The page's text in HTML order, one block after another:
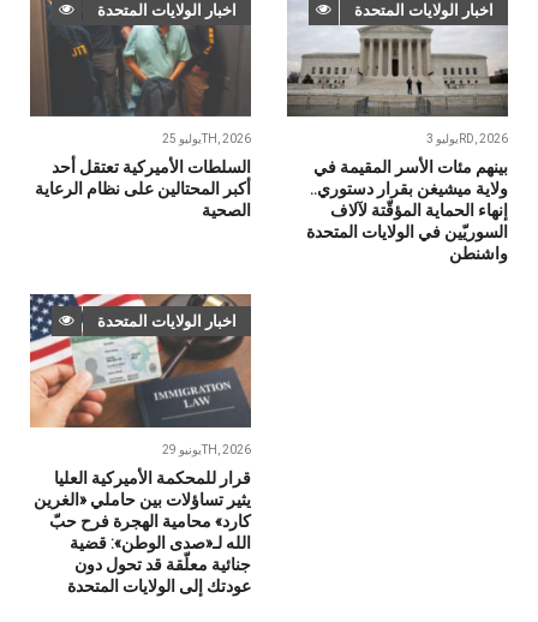
اخبار الولايات المتحدة
يوليو 25TH, 2026
السلطات الأميركية تعتقل أحد
أكبر المحتالين على نظام الرعاية
الصحية
اخبار الولايات المتحدة
يوليو 3RD, 2026
بينهم مئات الأسر المقيمة في
ولاية ميشيغن بقرار دستوري..
إنهاء الحماية المؤقّتة لآلاف
السوريّين في الولايات المتحدة
واشنطن
اخبار الولايات المتحدة
يونيو 29TH, 2026
قرار للمحكمة الأميركية العليا
يثير تساؤلات بين حاملي «الغرين
كارد» محامية الهجرة فرح حبّ
الله لـ«صدى الوطن»: قضية
جنائية معلّقة قد تحول دون
عودتك إلى الولايات المتحدة